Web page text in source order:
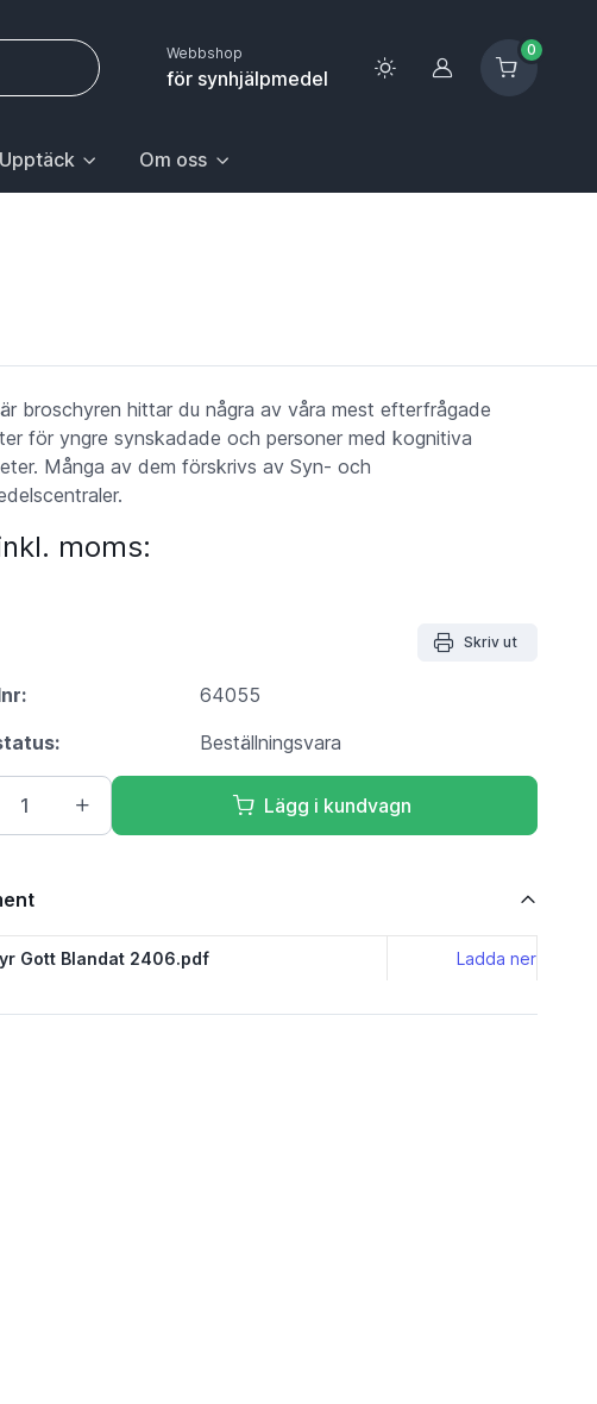
Webbshop
för synhjälpmedel Logga in
0
Gå till sida.
välj första posten: Gå till sida.
till sidan Hem & hushåll, välj första posten: Gå till sida.
Upptäck
med undermeny. För att gå till sidan Upptäck, välj första
Om oss
Huvudrubrik med undermeny. För att gå till sidan Om
broschyren hittar du några av våra mest efterfrågade
för yngre synskadade och personer med kognitiva
Många av dem förskrivs av Syn- och
moms:
Skriv ut
64055
Beställningsvara
Lägg i kundvagn
Gott Blandat 2406.pdf Ladda ner